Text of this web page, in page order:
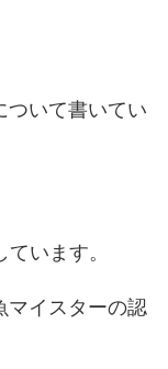
ついて書いてい
います。
マイスターの認